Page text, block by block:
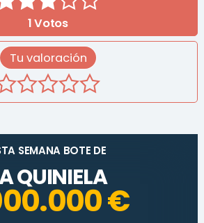
1Votos
Tu valoración
SEMANA BOTE DE
QUINIELA
€